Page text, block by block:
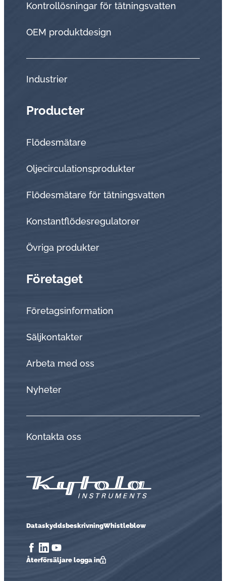
Kontrollösningar för tätningsvatten
OEM produktdesign
Industrier
Producter
Flödesmätare
Oljecirculationsprodukter
Flödesmätare för tätningsvatten
Konstantflödesregulatorer
Övriga produkter
Företaget
Företagsinformation
Sälj­kon­tak­ter
Arbeta med oss
Nyheter
Kontakta oss
DataskyddsbeskrivningWhistleblow
Åter­för­säl­ja­re logga in